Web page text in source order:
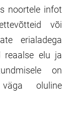
noortele infot
või
erialadega
reaalse elu ja
on
oluline